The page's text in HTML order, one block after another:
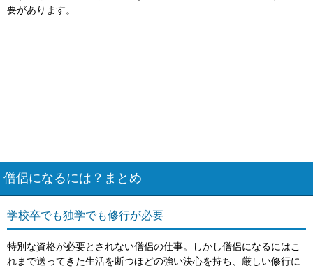
要があります。
僧侶になるには？まとめ
学校卒でも独学でも修行が必要
特別な資格が必要とされない僧侶の仕事。しかし僧侶になるにはこ
れまで送ってきた生活を断つほどの強い決心を持ち、厳しい修行に